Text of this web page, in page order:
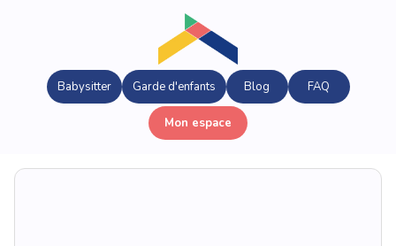
Babysitter Garde d'enfants Blog FAQ
Mon espace